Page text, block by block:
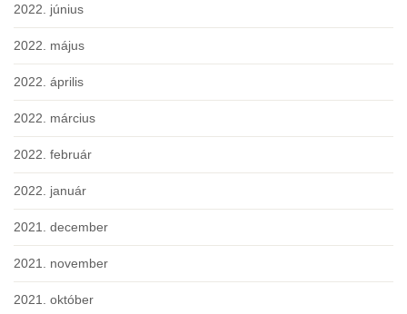
2022. június
2022. május
2022. április
2022. március
2022. február
2022. január
2021. december
2021. november
2021. október